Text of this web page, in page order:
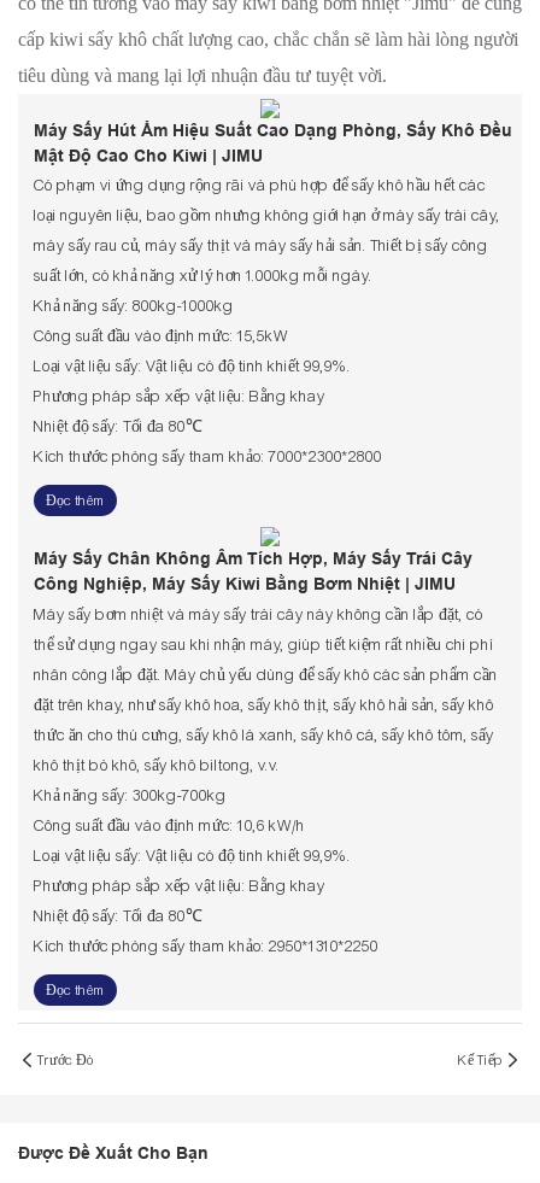
cấp kiwi sấy khô chất lượng cao, chắc chắn sẽ làm hài lòng người
tiêu dùng và mang lại lợi nhuận đầu tư tuyệt vời.
Máy Sấy Hút Ẩm Hiệu Suất Cao Dạng Phòng, Sấy Khô Đều
Mật Độ Cao Cho Kiwi | JIMU
Có phạm vi ứng dụng rộng rãi và phù hợp để sấy khô hầu hết các
loại nguyên liệu, bao gồm nhưng không giới hạn ở máy sấy trái cây,
máy sấy rau củ, máy sấy thịt và máy sấy hải sản. Thiết bị sấy công
suất lớn, có khả năng xử lý hơn 1.000kg mỗi ngày.
Khả năng sấy: 800kg-1000kg
Công suất đầu vào định mức: 15,5kW
Loại vật liệu sấy: Vật liệu có độ tinh khiết 99,9%.
Phương pháp sắp xếp vật liệu: Bằng khay
Nhiệt độ sấy: Tối đa 80℃
Kích thước phòng sấy tham khảo: 7000*2300*2800
Đọc thêm
Máy Sấy Chân Không Âm Tích Hợp, Máy Sấy Trái Cây
Công Nghiệp, Máy Sấy Kiwi Bằng Bơm Nhiệt | JIMU
Máy sấy bơm nhiệt và máy sấy trái cây này không cần lắp đặt, có
thể sử dụng ngay sau khi nhận máy, giúp tiết kiệm rất nhiều chi phí
nhân công lắp đặt. Máy chủ yếu dùng để sấy khô các sản phẩm cần
đặt trên khay, như sấy khô hoa, sấy khô thịt, sấy khô hải sản, sấy khô
thức ăn cho thú cưng, sấy khô lá xanh, sấy khô cá, sấy khô tôm, sấy
khô thịt bò khô, sấy khô biltong, v.v.
Khả năng sấy: 300kg-700kg
Công suất đầu vào định mức: 10,6 kW/h
Loại vật liệu sấy: Vật liệu có độ tinh khiết 99,9%.
Phương pháp sắp xếp vật liệu: Bằng khay
Nhiệt độ sấy: Tối đa 80℃
Kích thước phòng sấy tham khảo: 2950*1310*2250
Đọc thêm
Trước Đó Kế Tiếp
Được Đề Xuất Cho Bạn